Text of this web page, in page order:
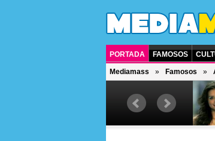
PORTADA FAMOSOS
Mediamass Famosos
actor y presentador de televisión